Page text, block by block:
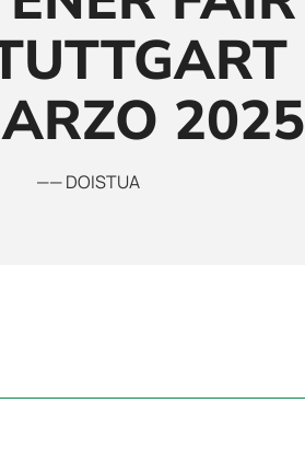
2025
—— DOISTUA